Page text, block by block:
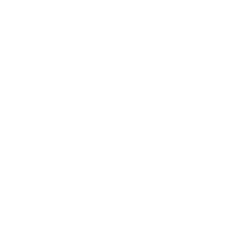
в разделе "Библиотеки"!